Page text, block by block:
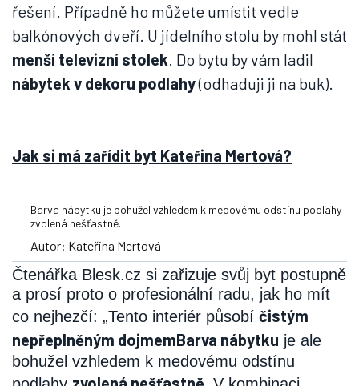
řešení. Případně ho můžete umístit vedle
balkónových dveří. U jídelního stolu by mohl stát
menší televizní stolek . Do bytu by vám ladil
nábytek v dekoru podlahy(odhaduji ji na buk).
Jak si má zařídit byt Kateřina Mertová?
Barva nábytku je bohužel vzhledem k medovému odstínu podlahy
zvolená nešťastně.
Autor: Kateřina Mertová
Čtenářka Blesk.cz si zařizuje svůj byt postupně
a prosí proto o profesionální radu, jak ho mít
co nejhezčí: „Tento interiér působí čistým
nepřeplněným dojmemBarva nábytku je ale
bohužel vzhledem k medovému odstínu